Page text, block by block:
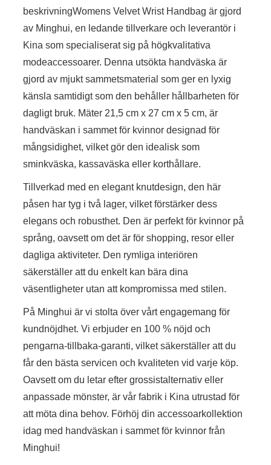
beskrivningWomens Velvet Wrist Handbag är gjord
av Minghui, en ledande tillverkare och leverantör i
Kina som specialiserat sig på högkvalitativa
modeaccessoarer. Denna utsökta handväska är
gjord av mjukt sammetsmaterial som ger en lyxig
känsla samtidigt som den behåller hållbarheten för
dagligt bruk. Mäter 21,5 cm x 27 cm x 5 cm, är
handväskan i sammet för kvinnor designad för
mångsidighet, vilket gör den idealisk som
sminkväska, kassaväska eller korthållare.
Tillverkad med en elegant knutdesign, den här
påsen har tyg i två lager, vilket förstärker dess
elegans och robusthet. Den är perfekt för kvinnor på
språng, oavsett om det är för shopping, resor eller
dagliga aktiviteter. Den rymliga interiören
säkerställer att du enkelt kan bära dina
väsentligheter utan att kompromissa med stilen.
På Minghui är vi stolta över vårt engagemang för
kundnöjdhet. Vi erbjuder en 100 % nöjd och
pengarna-tillbaka-garanti, vilket säkerställer att du
får den bästa servicen och kvaliteten vid varje köp.
Oavsett om du letar efter grossistalternativ eller
anpassade mönster, är vår fabrik i Kina utrustad för
att möta dina behov. Förhöj din accessoarkollektion
idag med handväskan i sammet för kvinnor från
Minghui!